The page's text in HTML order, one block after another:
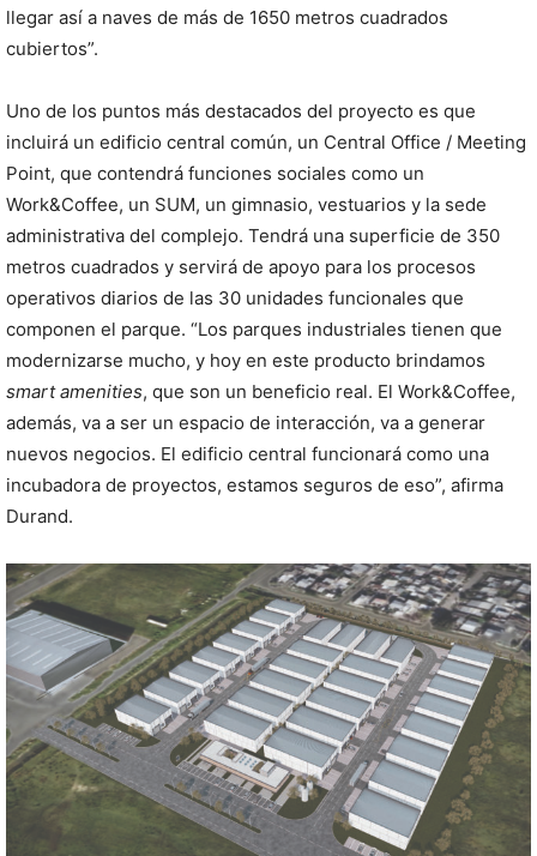
llegar así a naves de más de 1650 metros cuadrados
cubiertos”.
Uno de los puntos más destacados del proyecto es que
incluirá un edificio central común, un Central Office / Meeting
Point, que contendrá funciones sociales como un
Work&Coffee, un SUM, un gimnasio, vestuarios y la sede
administrativa del complejo. Tendrá una superficie de 350
metros cuadrados y servirá de apoyo para los procesos
operativos diarios de las 30 unidades funcionales que
componen el parque. “Los parques industriales tienen que
modernizarse mucho, y hoy en este producto brindamos
smart amenities, que son un beneficio real. El Work&Coffee,
además, va a ser un espacio de interacción, va a generar
nuevos negocios. El edificio central funcionará como una
incubadora de proyectos, estamos seguros de eso”, afirma
Durand.